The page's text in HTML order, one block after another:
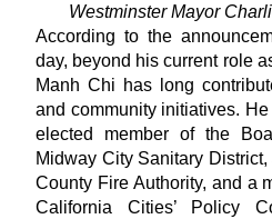
Westminster Mayor
According to the
day, beyond his current role
Manh Chi has long
and community initiatives.
elected member of the
Midway City Sanitary
County Fire Authority, and a
California Cities’ Policy